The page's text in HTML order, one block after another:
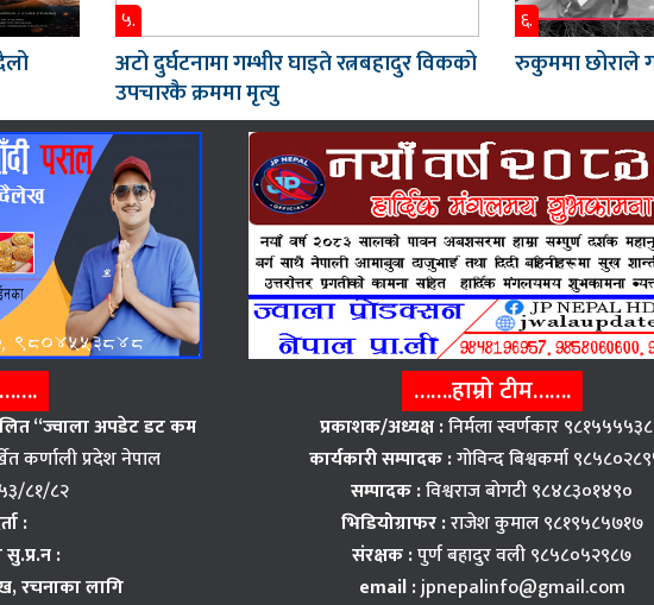
५.
अटो दुर्घटनामा गम्भीर घाइते रत्नबहादुर विकको
उपचारकै क्रममा मृत्यु
६.
रुकुममा छोराले
“ज्वाला अपडेट डट कम
कर्णाली प्रदेश नेपाल
८१/८२
:
:
रचनाका लागि
…….हाम्रो टीम…….
प्रकाशक/अध्यक्ष :निर्मला स्वर्णकार
कार्यकारी सम्पादक :गोविन्द बिश्वकर्मा
सम्पादक :विश्वराज बाेगटी ९८४८३०१४९०
भिडियोग्राफर :राजेश कुमाल ९८१९५८५७१७
संरक्षक :पुर्ण बहादुर वली ९८५८०५२९८७
email :jpnepalinfo@gmail.com